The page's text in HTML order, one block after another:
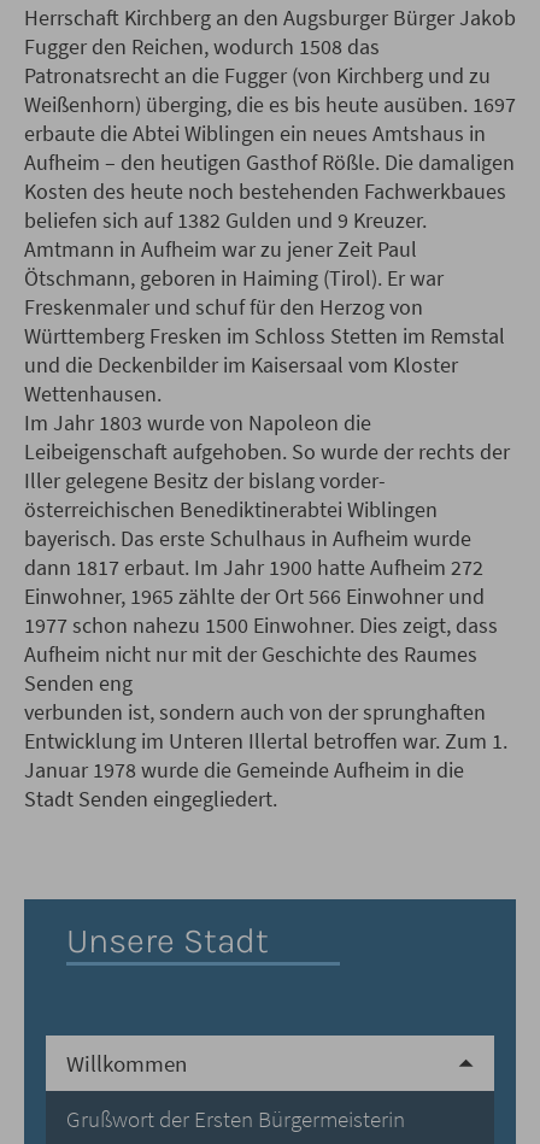
Herrschaft Kirchberg an den Augsburger Bürger Jakob
Fugger den Reichen, wodurch 1508 das
Patronatsrecht an die Fugger (von Kirchberg und zu
Weißenhorn) überging, die es bis heute ausüben. 1697
erbaute die Abtei Wiblingen ein neues Amtshaus in
Aufheim – den heutigen Gasthof Rößle. Die damaligen
Kosten des heute noch bestehenden Fachwerkbaues
beliefen sich auf 1382 Gulden und 9 Kreuzer.
Amtmann in Aufheim war zu jener Zeit Paul
Ötschmann, geboren in Haiming (Tirol). Er war
Freskenmaler und schuf für den Herzog von
Württemberg Fresken im Schloss Stetten im Remstal
und die Deckenbilder im Kaisersaal vom Kloster
Wettenhausen.
Im Jahr 1803 wurde von Napoleon die
Leibeigenschaft aufgehoben. So wurde der rechts der
Iller gelegene Besitz der bislang vorder-
österreichischen Benediktinerabtei Wiblingen
bayerisch. Das erste Schulhaus in Aufheim wurde
dann 1817 erbaut. Im Jahr 1900 hatte Aufheim 272
Einwohner, 1965 zählte der Ort 566 Einwohner und
1977 schon nahezu 1500 Einwohner. Dies zeigt, dass
Aufheim nicht nur mit der Geschichte des Raumes
Senden eng
verbunden ist, sondern auch von der sprunghaften
Entwicklung im Unteren Illertal betroffen war. Zum 1.
Januar 1978 wurde die Gemeinde Aufheim in die
Stadt Senden eingegliedert.
Unsere Stadt
Willkommen
Grußwort der Ersten Bürgermeisterin